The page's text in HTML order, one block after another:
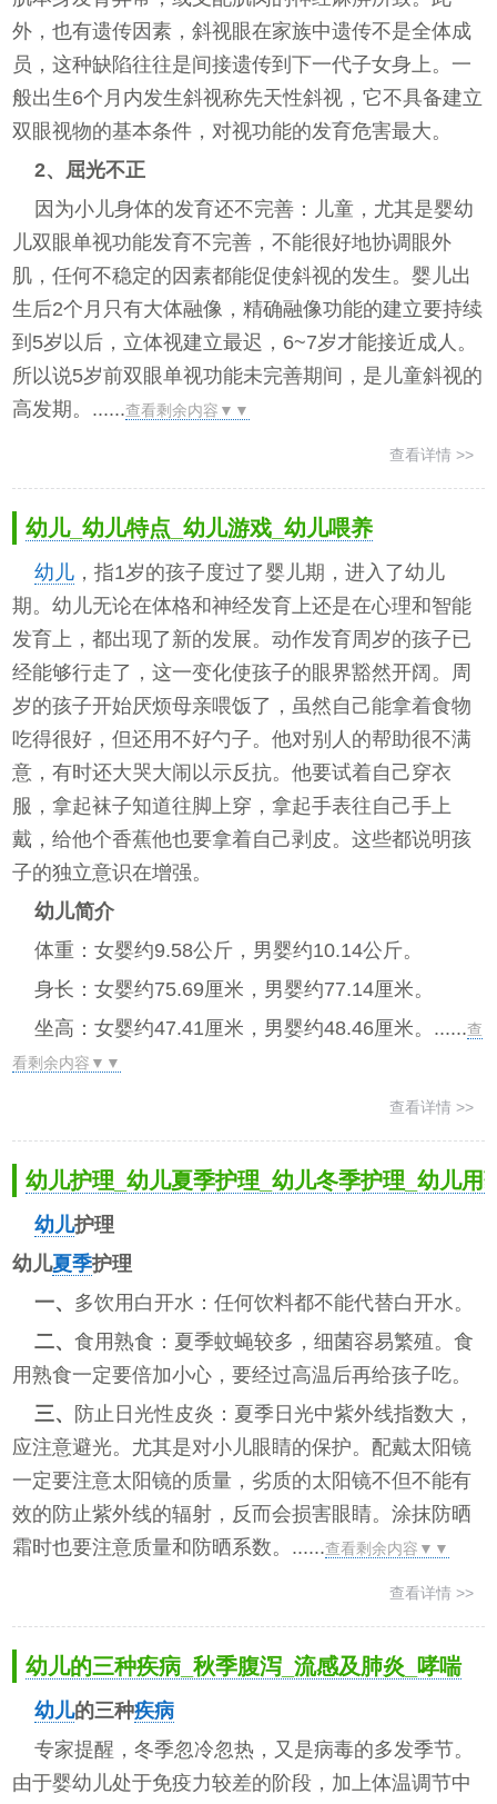
外，也有遗传因素，斜视眼在家族中遗传不是全体成
员，这种缺陷往往是间接遗传到下一代子女身上。一
般出生6个月内发生斜视称先天性斜视，它不具备建立
双眼视物的基本条件，对视功能的发育危害最大。
2、屈光不正
因为小儿身体的发育还不完善：儿童，尤其是婴幼
儿双眼单视功能发育不完善，不能很好地协调眼外
肌，任何不稳定的因素都能促使斜视的发生。婴儿出
生后2个月只有大体融像，精确融像功能的建立要持续
到5岁以后，立体视建立最迟，6~7岁才能接近成人。
所以说5岁前双眼单视功能未完善期间，是儿童斜视的
高发期。......查看剩余内容▼▼
查看详情 >>
幼儿_幼儿特点_幼儿游戏_幼儿喂养
幼儿 ，指1岁的孩子度过了婴儿期，进入了幼儿
期。幼儿无论在体格和神经发育上还是在心理和智能
发育上，都出现了新的发展。动作发育周岁的孩子已
经能够行走了，这一变化使孩子的眼界豁然开阔。周
岁的孩子开始厌烦母亲喂饭了，虽然自己能拿着食物
吃得很好，但还用不好勺子。他对别人的帮助很不满
意，有时还大哭大闹以示反抗。他要试着自己穿衣
服，拿起袜子知道往脚上穿，拿起手表往自己手上
戴，给他个香蕉他也要拿着自己剥皮。这些都说明孩
子的独立意识在增强。
幼儿简介
体重：女婴约9.58公斤，男婴约10.14公斤。
身长：女婴约75.69厘米，男婴约77.14厘米。
坐高：女婴约47.41厘米，男婴约48.46厘米。......查
看剩余内容▼▼
查看详情 >>
幼儿护理_幼儿夏季护理_幼儿冬季护理_幼儿用
幼儿护理
幼儿夏季护理
一、 多饮用白开水：任何饮料都不能代替白开水。
二、食用熟食：夏季蚊蝇较多，细菌容易繁殖。食
用熟食一定要倍加小心，要经过高温后再给孩子吃。
三、
防止日光性皮炎：夏季日光中紫外线指数大，
应注意避光。尤其是对小儿眼睛的保护。配戴太阳镜
一定要注意太阳镜的质量，劣质的太阳镜不但不能有
效的防止紫外线的辐射，反而会损害眼睛。涂抹防晒
霜时也要注意质量和防晒系数。......查看剩余内容▼▼
查看详情 >>
幼儿的三种疾病_秋季腹泻_流感及肺炎_哮喘
幼儿的三种疾病
专家提醒，冬季忽冷忽热，又是病毒的多发季节。
由于婴幼儿处于免疫力较差的阶段，加上体温调节中